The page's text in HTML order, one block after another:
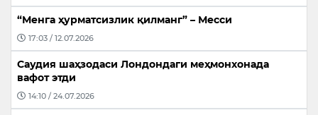
“Менга ҳурматсизлик қилманг” – Месси
17:03 / 12.07.2026
Саудия шаҳзодаси Лондондаги меҳмонхонада
вафот этди
14:10 / 24.07.2026